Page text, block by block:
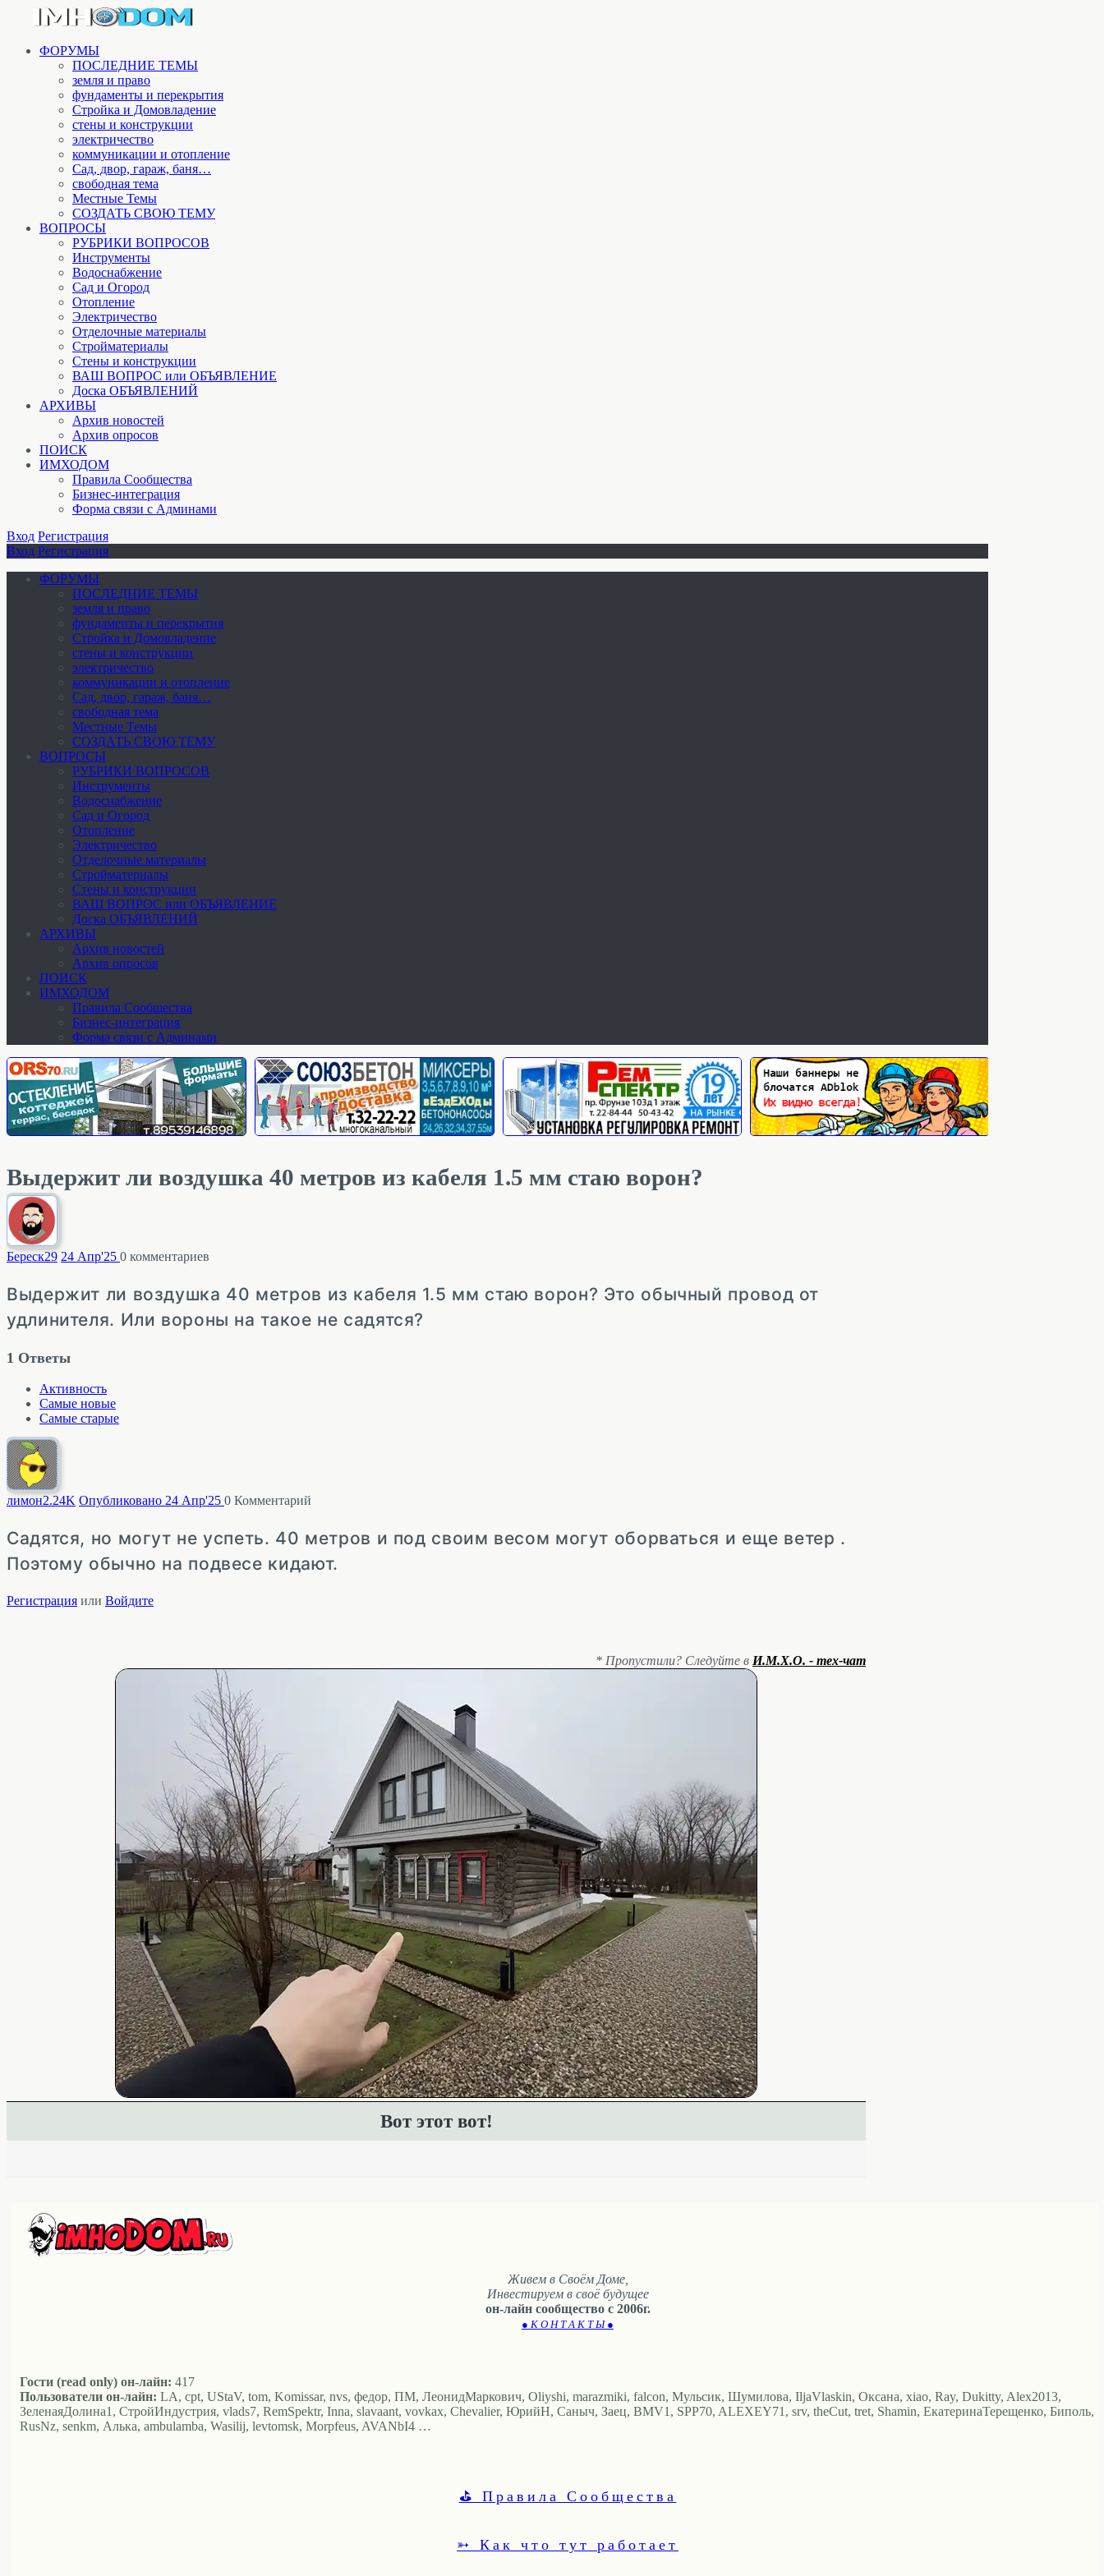
ФОРУМЫ
ПОСЛЕДНИЕ ТЕМЫ
земля и право
фундаменты и перекрытия
Стройка и Домовладение
стены и конструкции
электричество
коммуникации и отопление
Cад, двор, гараж, баня…
свободная тема
Местные Темы
СОЗДАТЬ СВОЮ ТЕМУ
ВОПРОСЫ
РУБРИКИ ВОПРОСОВ
Инструменты
Водоснабжение
Сад и Огород
Отопление
Электричество
Отделочные материалы
Стройматериалы
Стены и конструкции
ВАШ ВОПРОС или ОБЪЯВЛЕНИЕ
Доска ОБЪЯВЛЕНИЙ
АРХИВЫ
Архив новостей
Архив опросов
ПОИСК
ИМХОДОМ
Правила Сообщества
Бизнес-интеграция
Форма связи с Админами
Вход Регистрация
Вход Регистрация
ФОРУМЫ
ПОСЛЕДНИЕ ТЕМЫ
земля и право
фундаменты и перекрытия
Стройка и Домовладение
стены и конструкции
электричество
коммуникации и отопление
Cад, двор, гараж, баня…
свободная тема
Местные Темы
СОЗДАТЬ СВОЮ ТЕМУ
ВОПРОСЫ
РУБРИКИ ВОПРОСОВ
Инструменты
Водоснабжение
Сад и Огород
Отопление
Электричество
Отделочные материалы
Стройматериалы
Стены и конструкции
ВАШ ВОПРОС или ОБЪЯВЛЕНИЕ
Доска ОБЪЯВЛЕНИЙ
АРХИВЫ
Архив новостей
Архив опросов
ПОИСК
ИМХОДОМ
Правила Сообщества
Бизнес-интеграция
Форма связи с Админами
Выдержит ли воздушка 40 метров из кабеля 1.5 мм стаю ворон?
Береск29 24 Апр'25 0 комментариев
Выдержит ли воздушка 40 метров из кабеля 1.5 мм стаю ворон? Это обычный провод от
удлинителя. Или вороны на такое не садятся?
1 Ответы
Активность
Самые новые
Самые старые
лимон2.24K Опубликовано 24 Апр'25 0 Комментарий
Садятся, но могут не успеть. 40 метров и под своим весом могут оборваться и еще ветер .
Поэтому обычно на подвесе кидают.
Регистрация или Войдите
* Пропустили? Следуйте в И.М.Х.О. - тех-чат
Вот этот вот!
Живем в Своём Доме,
Инвестируем в своё будущее
он-лайн сообщество с 2006г.
● К О Н Т А К Т Ы ●
Гости (read only) он-лайн: 417
Пользователи он-лайн: LA, cpt, UStaV, tom, Komissar, nvs, федор, ПМ, ЛеонидМаркович, Oliyshi, marazmiki, falcon, Мульсик, Шумилова, IljaVlaskin, Оксана, xiao, Ray, Dukitty, Alex2013,
ЗеленаяДолина1, СтройИндустрия, vlads7, RemSpektr, Inna, slavaant, vovkax, Chevalier, ЮрийН, Саныч, Заец, BMV1, SPP70, ALEXEY71, srv, theCut, tret, Shamin, ЕкатеринаТерещенко, Биполь,
RusNz, senkm, Алька, ambulamba, Wasilij, levtomsk, Morpfeus, AVANbI4 …
⛳ Правила Сообщества
➳ Как что тут работает